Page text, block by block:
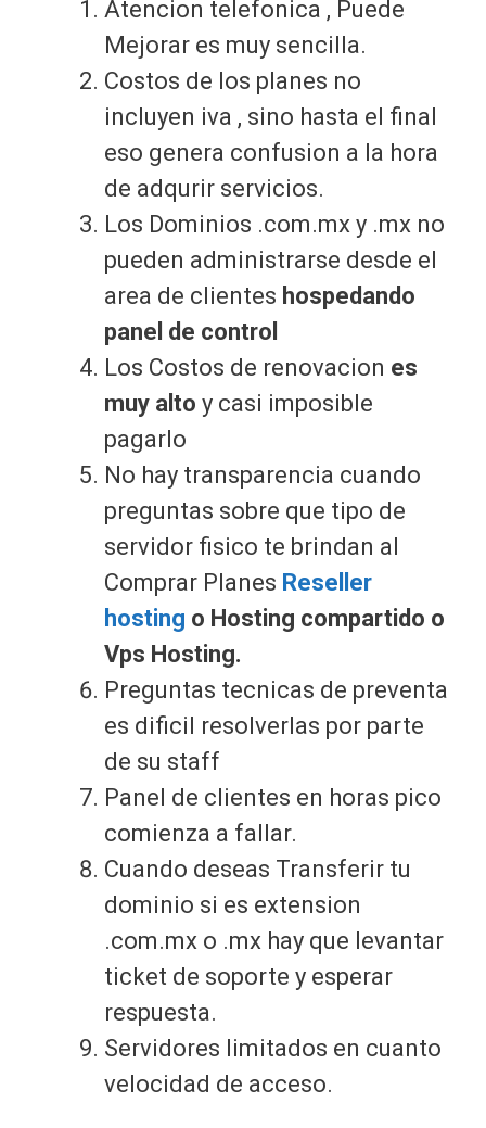
Atencion telefonica , Puede
Mejorar es muy sencilla.
Costos de los planes no
incluyen iva , sino hasta el final
eso genera confusion a la hora
de adqurir servicios.
Los Dominios .com.mx y .mx no
pueden administrarse desde el
area de clientes hospedando
panel de control
Los Costos de renovacion es
muy alto y casi imposible
pagarlo
No hay transparencia cuando
preguntas sobre que tipo de
servidor fisico te brindan al
Comprar Planes Reseller
hosting o Hosting compartido o
Vps Hosting.
Preguntas tecnicas de preventa
es dificil resolverlas por parte
de su staff
Panel de clientes en horas pico
comienza a fallar.
Cuando deseas Transferir tu
dominio si es extension
.com.mx o .mx hay que levantar
ticket de soporte y esperar
respuesta.
Servidores limitados en cuanto
velocidad de acceso.